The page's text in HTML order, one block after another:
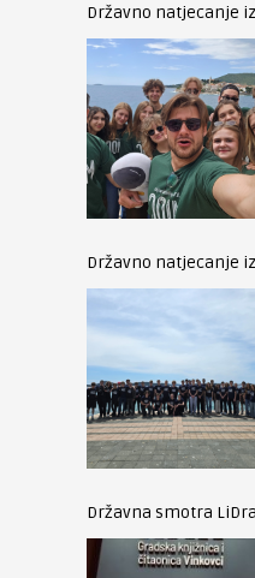
Državno natjecanje
Državno natjecanje
Državna smotra